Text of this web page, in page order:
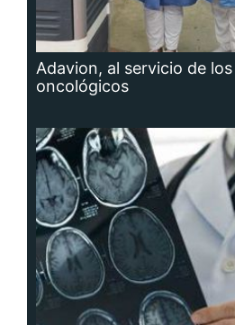
Adavion, al servicio de
oncológicos